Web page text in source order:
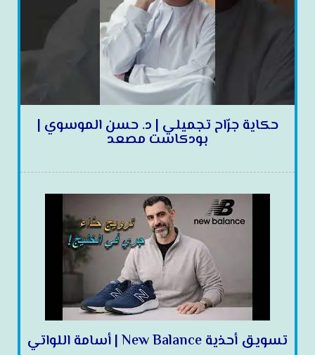
حكاية جرّاح تجميلي | د. حسن الموسوي |
بودكاست مصعد
تسويق أحذية New Balance | أسامة اللواتي